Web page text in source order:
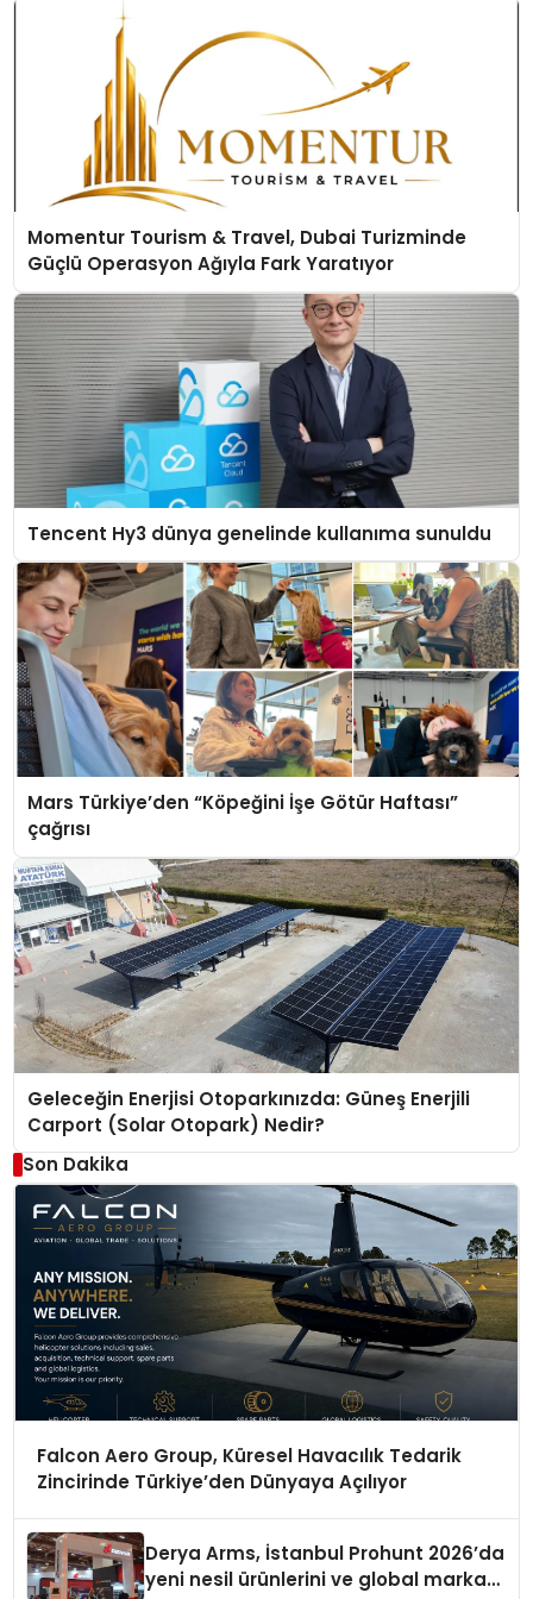
Momentur Tourism & Travel, Dubai Turizminde
Güçlü Operasyon Ağıyla Fark Yaratıyor
Tencent Hy3 dünya genelinde kullanıma sunuldu
Mars Türkiye’den “Köpeğini İşe Götür Haftası”
çağrısı
Geleceğin Enerjisi Otoparkınızda: Güneş Enerjili
Carport (Solar Otopark) Nedir?
Son Dakika
Falcon Aero Group, Küresel Havacılık Tedarik
Zincirinde Türkiye’den Dünyaya Açılıyor
Derya Arms, İstanbul Prohunt 2026’da
yeni nesil ürünlerini ve global marka